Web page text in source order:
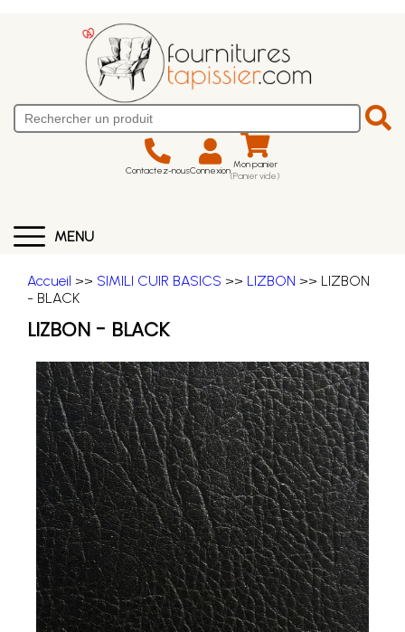
Contactez-nousConnexion Mon panier
(Panier vide)
MENU
Accueil >> SIMILI CUIR BASICS >> LIZBON >> LIZBON
- BLACK
LIZBON - BLACK